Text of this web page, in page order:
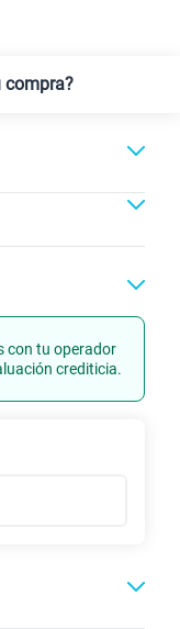
compra?
con tu operador
crediticia.